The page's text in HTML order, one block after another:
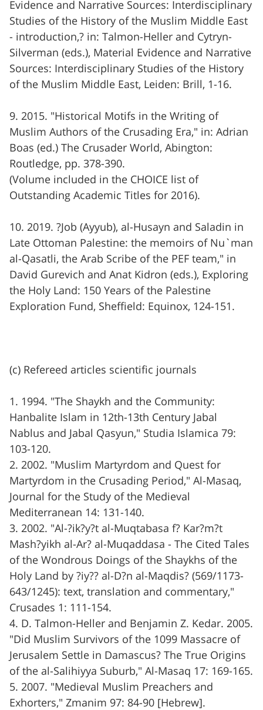
Evidence and Narrative Sources: Interdisciplinary
Studies of the History of the Muslim Middle East
- introduction,? in: Talmon-Heller and Cytryn-
Silverman (eds.), Material Evidence and Narrative
Sources: Interdisciplinary Studies of the History
of the Muslim Middle East, Leiden: Brill, 1-16.
9. 2015. "Historical Motifs in the Writing of
Muslim Authors of the Crusading Era," in: Adrian
Boas (ed.) The Crusader World, Abington:
Routledge, pp. 378-390.
(Volume included in the CHOICE list of
Outstanding Academic Titles for 2016).
10. 2019. ?Job (Ayyub), al-Husayn and Saladin in
Late Ottoman Palestine: the memoirs of Nu`man
al-Qasatli, the Arab Scribe of the PEF team," in
David Gurevich and Anat Kidron (eds.), Exploring
the Holy Land: 150 Years of the Palestine
Exploration Fund, Sheffield: Equinox, 124-151.
(c) Refereed articles scientific journals
1. 1994. "The Shaykh and the Community:
Hanbalite Islam in 12th-13th Century Jabal
Nablus and Jabal Qasyun," Studia Islamica 79:
103-120.
2. 2002. "Muslim Martyrdom and Quest for
Martyrdom in the Crusading Period," Al-Masaq,
Journal for the Study of the Medieval
Mediterranean 14: 131-140.
3. 2002. "Al-?ik?y?t al-Muqtabasa f? Kar?m?t
Mash?yikh al-Ar? al-Muqaddasa - The Cited Tales
of the Wondrous Doings of the Shaykhs of the
Holy Land by ?iy?? al-D?n al-Maqdis? (569/1173-
643/1245): text, translation and commentary,"
Crusades 1: 111-154.
4. D. Talmon-Heller and Benjamin Z. Kedar. 2005.
"Did Muslim Survivors of the 1099 Massacre of
Jerusalem Settle in Damascus? The True Origins
of the al-Salihiyya Suburb," Al-Masaq 17: 169-165.
5. 2007. "Medieval Muslim Preachers and
Exhorters," Zmanim 97: 84-90 [Hebrew].